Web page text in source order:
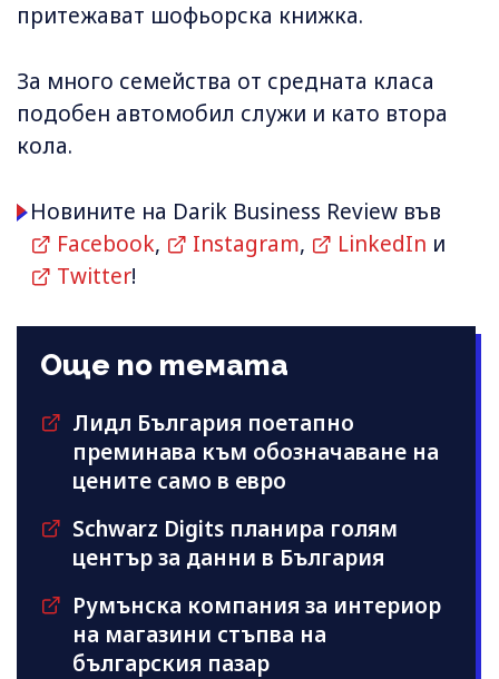
притежават шофьорска книжка.
За много семейства от средната класа
подобен автомобил служи и като втора
кола.
Новините на Darik Business Review във
Facebook, Instagram, LinkedIn и
Twitter!
Още по темата
Лидл България поетапно
преминава към обозначаване на
цените само в евро
Schwarz Digits планира голям
център за данни в България
Румънска компания за интериор
на магазини стъпва на
българския пазар